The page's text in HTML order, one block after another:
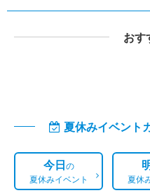
おす
夏休みイベント
今日の
夏休みイベント
夏休